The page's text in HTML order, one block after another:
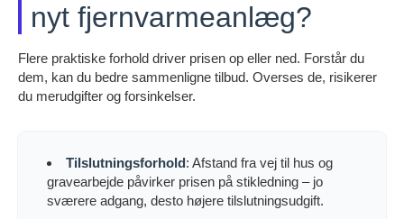
nyt fjernvarmeanlæg?
Flere praktiske forhold driver prisen op eller ned. Forstår du
dem, kan du bedre sammenligne tilbud. Overses de, risikerer
du merudgifter og forsinkelser.
Tilslutningsforhold: Afstand fra vej til hus og
gravearbejde påvirker prisen på stikledning – jo
sværere adgang, desto højere tilslutningsudgift.